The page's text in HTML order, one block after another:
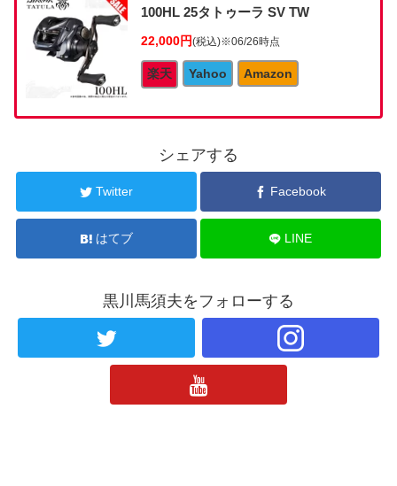
100HL 25タトゥーラ SV TW
22,000円(税込)※06/26時点
楽天 Yahoo Amazon
シェアする
Twitter Facebook
はてブ LINE
黒川馬須夫をフォローする